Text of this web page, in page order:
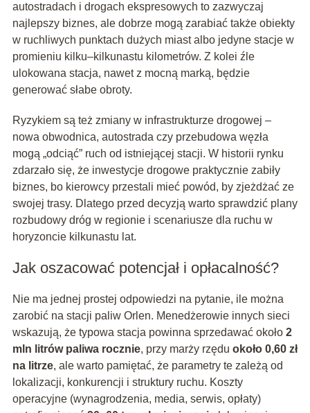
autostradach i drogach ekspresowych to zazwyczaj
najlepszy biznes, ale dobrze mogą zarabiać także obiekty
w ruchliwych punktach dużych miast albo jedyne stacje w
promieniu kilku–kilkunastu kilometrów. Z kolei źle
ulokowana stacja, nawet z mocną marką, będzie
generować słabe obroty.
Ryzykiem są też zmiany w infrastrukturze drogowej –
nowa obwodnica, autostrada czy przebudowa węzła
mogą „odciąć” ruch od istniejącej stacji. W historii rynku
zdarzało się, że inwestycje drogowe praktycznie zabiły
biznes, bo kierowcy przestali mieć powód, by zjeżdżać ze
swojej trasy. Dlatego przed decyzją warto sprawdzić plany
rozbudowy dróg w regionie i scenariusze dla ruchu w
horyzoncie kilkunastu lat.
Jak oszacować potencjał i opłacalność?
Nie ma jednej prostej odpowiedzi na pytanie, ile można
zarobić na stacji paliw Orlen. Menedżerowie innych sieci
wskazują, że typowa stacja powinna sprzedawać około 2
mln litrów paliwa rocznie, przy marży rzędu około 0,60 zł
na litrze, ale warto pamiętać, że parametry te zależą od
lokalizacji, konkurencji i struktury ruchu. Koszty
operacyjne (wynagrodzenia, media, serwis, opłaty)